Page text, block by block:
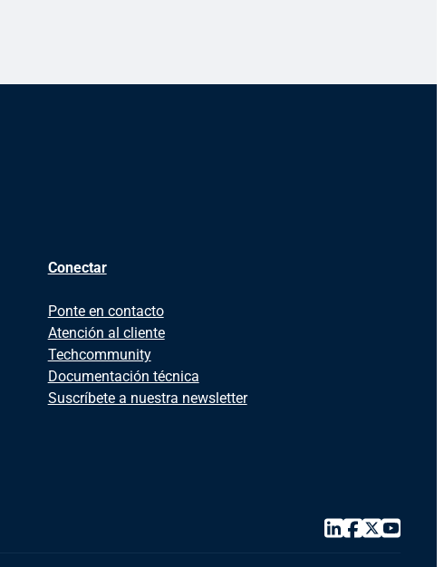
Conectar
Ponte en contacto
Atención al cliente
Techcommunity
Documentación técnica
Suscríbete a nuestra newsletter